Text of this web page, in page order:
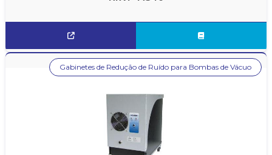
Gabinetes de Redução de Ruído para Bombas de Vácuo